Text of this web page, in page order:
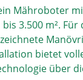
Mähroboter
3.500 m².
bietet
über